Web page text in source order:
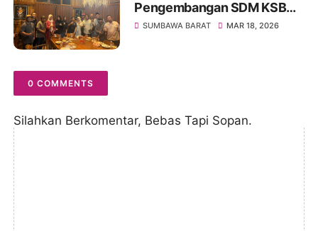
Pengembangan SDM KSB
Melalui Program Beasiswa
SUMBAWA BARAT MAR 18, 2026
0 COMMENTS
Silahkan Berkomentar, Bebas Tapi Sopan.